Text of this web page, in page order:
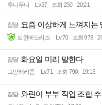
후니무니 Lv.37 조회 250 20:21
잡담 요즘 이상하게 느껴지는
트윈메모리즈 Lv.70 조회 978
잡담 화요일 미리 말한다
그만해라좀 Lv.71 조회 790 19:13
잡담 와린이 부부 직업 조합